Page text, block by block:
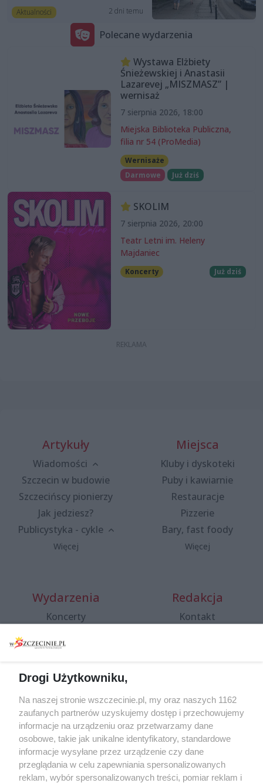
Aktualności 2 dni temu
Polecane wydarzenia
Wystawa Elżbiety
Śnieżewskiej i Anastasii
Lazarevej „MISZMASZ” |
wernisaż
7 sierpnia 2026, 18:00
Miejska Biblioteka Publiczna,
filia nr 54 (ProMedia)
Wernisaże
Darmowe
Już dziś
SKOLIM
7 sierpnia 2026, 20:00
Teatr Letni im. Heleny
Majdaniec
Koncerty Już dziś
Artykuły
Wiadomości
Szczecin w budowie
Szczecińscy pionierzy
Jak jedziesz?
Publicystyka - cykle
Więcej
Miejsca
Kluby i dyskoteki
Puby i kawiarnie
Restauracje
Pizzerie
Bary, fast foody
Więcej
Wydarzenia
Koncerty
Spacery i oprowadzania
targi
Wernisaże
Więcej
Redakcja
Kontakt
Specjalny koncert z okazji
20. urodzin portalu
wSzczecinie.pl
Regulamin konkursów
śniadaniówka "Hej
Szczecin! Jest piątek!"
Drogi Użytkowniku,
Na naszej stronie wszczecinie.pl, my oraz naszych 1162
zaufanych partnerów uzyskujemy dostęp i przechowujemy
informacje na urządzeniu oraz przetwarzamy dane
osobowe, takie jak unikalne identyfikatory, standardowe
informacje wysyłane przez urządzenie czy dane
przeglądania w celu zapewniania spersonalizowanych
reklam, wybór spersonalizowanych treści, pomiar reklam i